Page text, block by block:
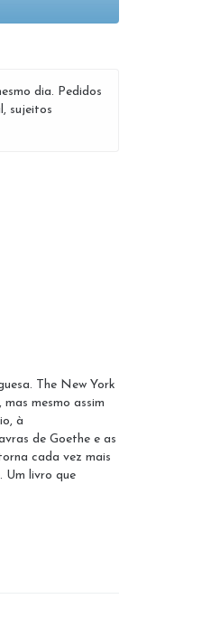
dia. Pedidos
sujeitos
The New York
mesmo assim
à
de Goethe e as
cada vez mais
Um livro que